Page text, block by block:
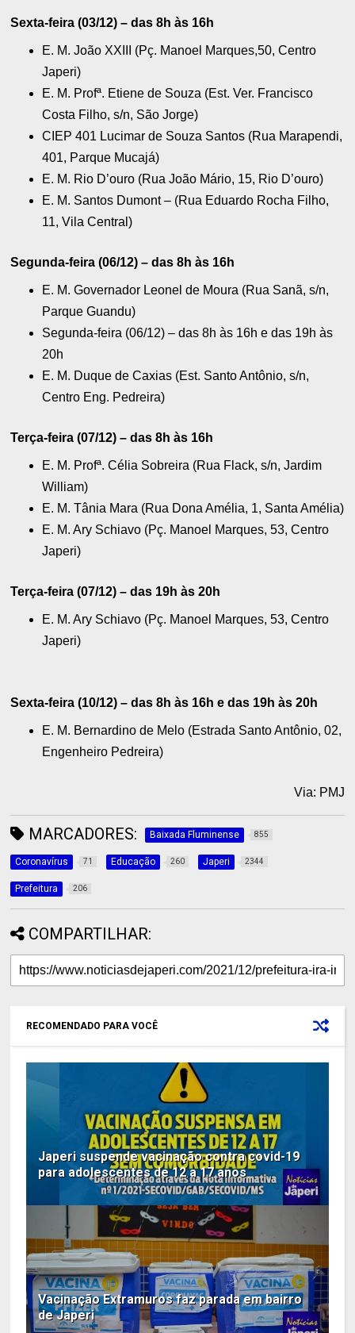
Sexta-feira (03/12) – das 8h às 16h
E. M. João XXIII (Pç. Manoel Marques,50, Centro
Japeri)
E. M. Profª. Etiene de Souza (Est. Ver. Francisco
Costa Filho, s/n, São Jorge)
CIEP 401 Lucimar de Souza Santos (Rua Marapendi,
401, Parque Mucajá)
E. M. Rio D’ouro (Rua João Mário, 15, Rio D’ouro)
E. M. Santos Dumont – (Rua Eduardo Rocha Filho,
11, Vila Central)
Segunda-feira (06/12) – das 8h às 16h
E. M. Governador Leonel de Moura (Rua Sanã, s/n,
Parque Guandu)
Segunda-feira (06/12) – das 8h às 16h e das 19h às
20h
E. M. Duque de Caxias (Est. Santo Antônio, s/n,
Centro Eng. Pedreira)
Terça-feira (07/12) – das 8h às 16h
E. M. Profª. Célia Sobreira (Rua Flack, s/n, Jardim
William)
E. M. Tânia Mara (Rua Dona Amélia, 1, Santa Amélia)
E. M. Ary Schiavo (Pç. Manoel Marques, 53, Centro
Japeri)
Terça-feira (07/12) – das 19h às 20h
E. M. Ary Schiavo (Pç. Manoel Marques, 53, Centro
Japeri)
Sexta-feira (10/12) – das 8h às 16h e das 19h às 20h
E. M. Bernardino de Melo (Estrada Santo Antônio, 02,
Engenheiro Pedreira)
Via: PMJ
MARCADORES: Baixada Fluminense 855
Coronavírus 71 Educação 260 Japeri 2344
Prefeitura 206
COMPARTILHAR:
RECOMENDADO PARA VOCÊ
Japeri suspende vacinação contra covid-19
para adolescentes de 12 a 17 anos
Vacinação Extramuros faz parada em bairro
de Japeri